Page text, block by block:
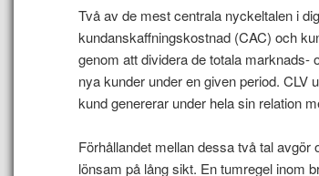
Två av de mest centrala nyckeltalen i
kundanskaffningskostnad (CAC) och
genom att dividera de totala marknads-
nya kunder under en given period. CLV
kund genererar under hela sin relation
Förhållandet mellan dessa två tal
lönsam på lång sikt. En tumregel inom